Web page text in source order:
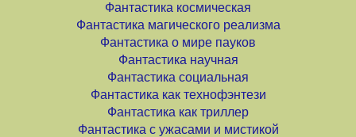
Фантастика космическая
Фантастика магического реализма
Фантастика о мире пауков
Фантастика научная
Фантастика социальная
Фантастика как технофэнтези
Фантастика как триллер
Фантастика с ужасами и мистикой